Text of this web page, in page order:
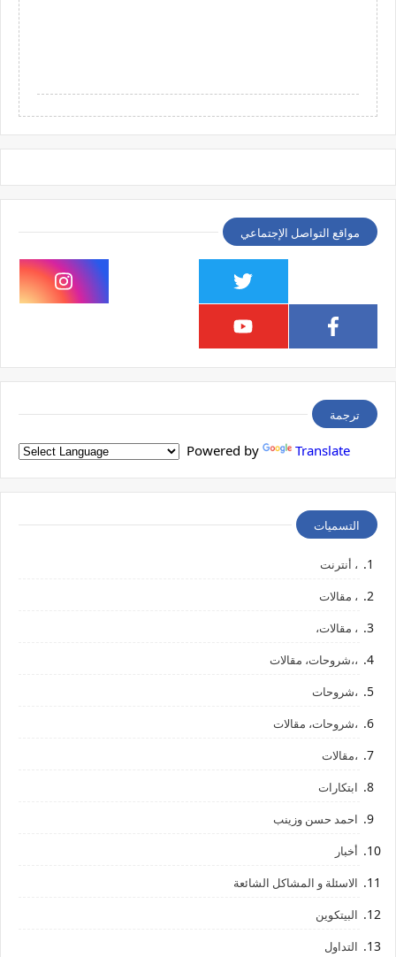
مواقع التواصل الإجتماعي
ترجمة
Powered by Translate
التسميات
، أنترنت
، مقالات
، مقالات،
،،شروحات، مقالات
،شروحات
،شروحات، مقالات
،مقالات
ابتكارات
احمد حسن وزينب
أخبار
الاسئلة و المشاكل الشائعة
البيتكوين
التداول